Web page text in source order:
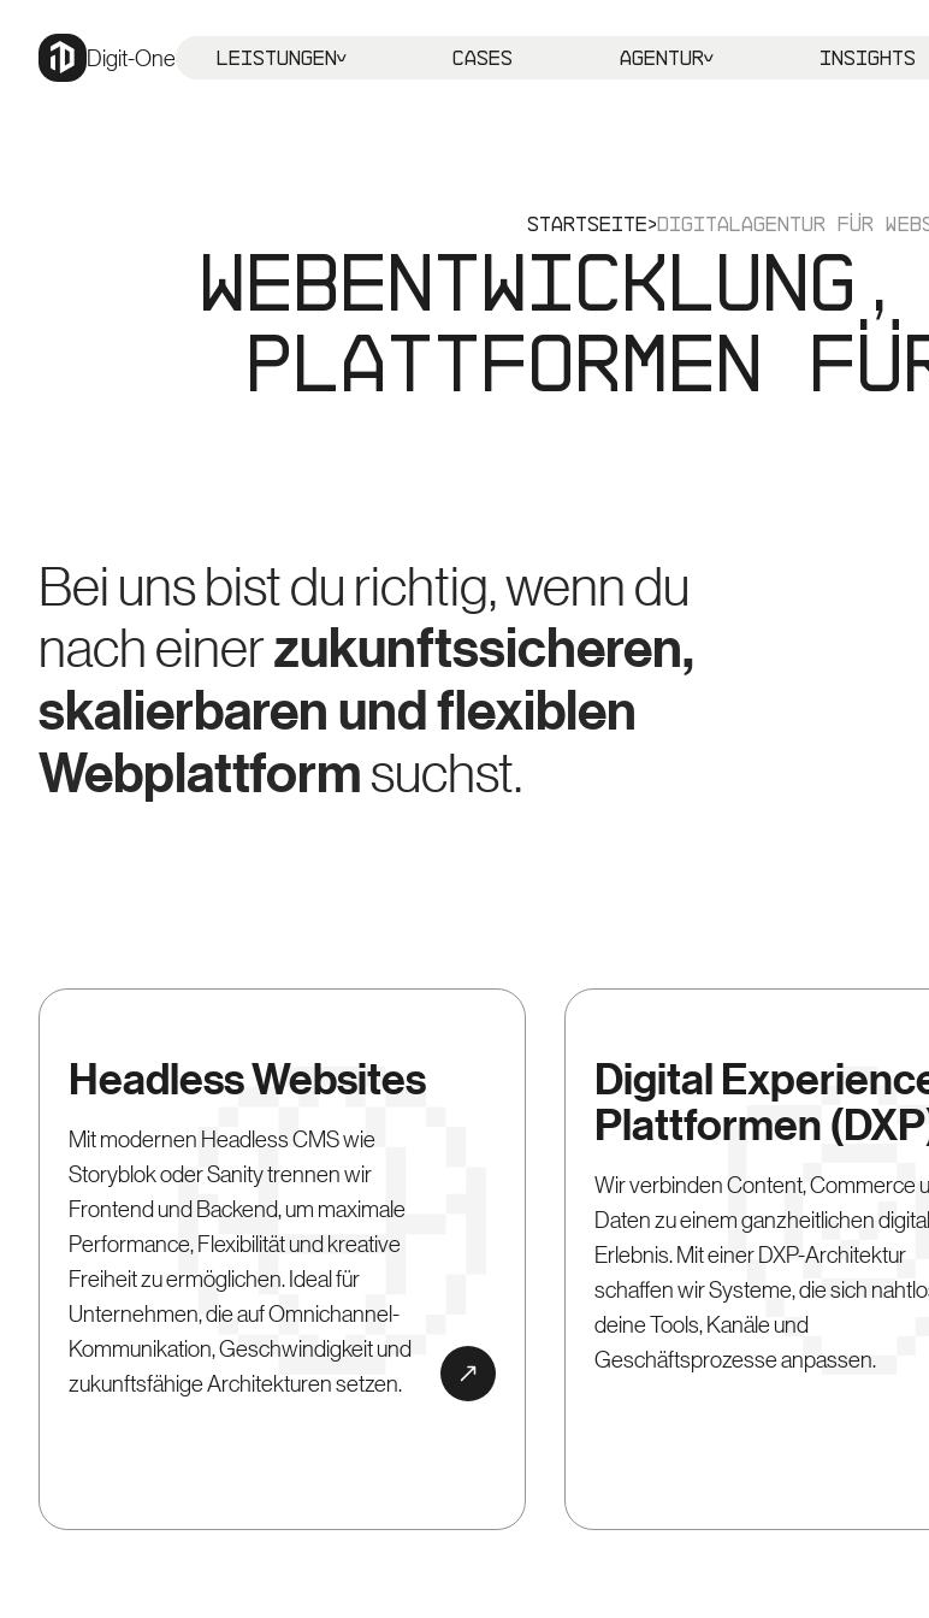
Digit-One Leistungen Cases Agentur Insights
STARTSEITE DIGITALAGENTUR FÜR
Plattformen für
Bei uns bist du richtig, wenn du
nach einerzukunftssicheren,
skalierbaren und flexiblen
Webplattformsuchst.
Headless Websites
Mit modernen Headless CMS wie
Storyblok oder Sanity trennen wir
Frontend und Backend, um maximale
Performance, Flexibilität und kreative
Freiheit zu ermöglichen. Ideal für
Unternehmen, die auf Omnichannel-
Kommunikation, Geschwindigkeit und
zukunftsfähige Architekturen setzen.
Digital
Plattformen
Wir verbinden Content, Commerce
Daten zu einem ganzheitlichen
Erlebnis. Mit einer DXP-Architektur
schaffen wir Systeme, die sich
deine Tools, Kanäle und
Geschäftsprozesse anpassen.